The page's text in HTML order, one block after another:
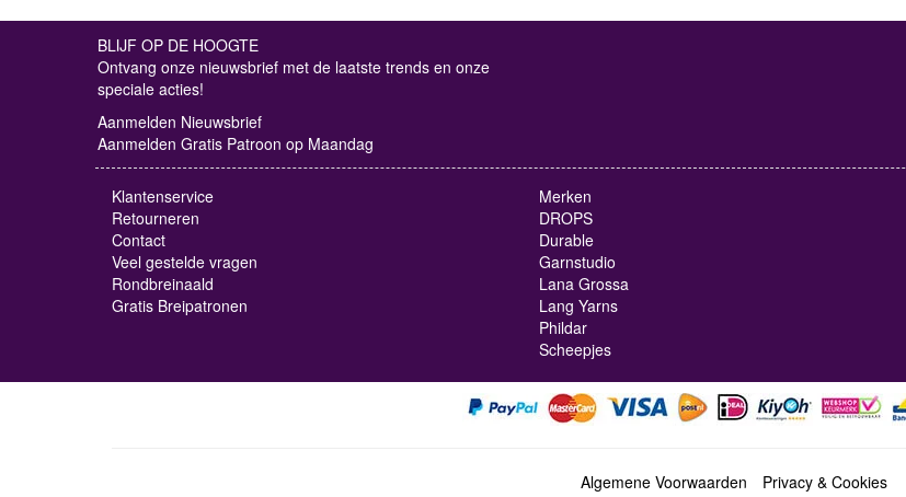
BLIJF OP DE HOOGTE
Ontvang onze nieuwsbrief met de laatste trends en onze
speciale acties!
Aanmelden Nieuwsbrief
Aanmelden Gratis Patroon op Maandag
Klantenservice
Retourneren
Contact
Veel gestelde vragen
Rondbreinaald
Gratis Breipatronen
Merken
DROPS
Durable
Garnstudio
Lana Grossa
Lang Yarns
Phildar
Scheepjes
Algemene Voorwaarden Privacy & Cookies